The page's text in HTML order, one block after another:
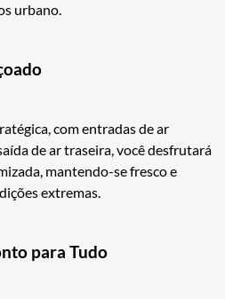
urbano.
com entradas de ar
de ar traseira, você desfrutará
mantendo-se fresco e
extremas.
para Tudo